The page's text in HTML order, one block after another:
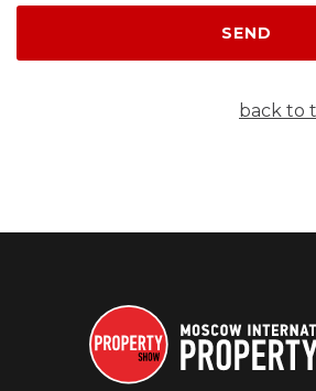
SEND
back to